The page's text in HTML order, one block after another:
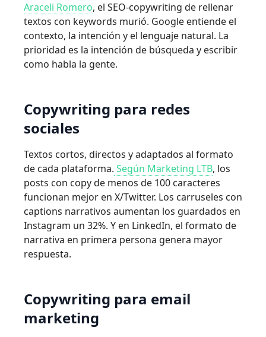
Araceli Romero, el SEO-copywriting de rellenar
textos con keywords murió. Google entiende el
contexto, la intención y el lenguaje natural. La
prioridad es la intención de búsqueda y escribir
como habla la gente.
Copywriting para redes
sociales
Textos cortos, directos y adaptados al formato
de cada plataforma. Según Marketing LTB, los
posts con copy de menos de 100 caracteres
funcionan mejor en X/Twitter. Los carruseles con
captions narrativos aumentan los guardados en
Instagram un 32%. Y en LinkedIn, el formato de
narrativa en primera persona genera mayor
respuesta.
Copywriting para email
marketing